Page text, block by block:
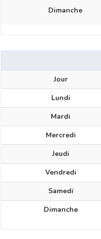
Dimanche
Jour
Lundi
Mardi
Mercredi
Jeudi
Vendredi
Samedi
Dimanche